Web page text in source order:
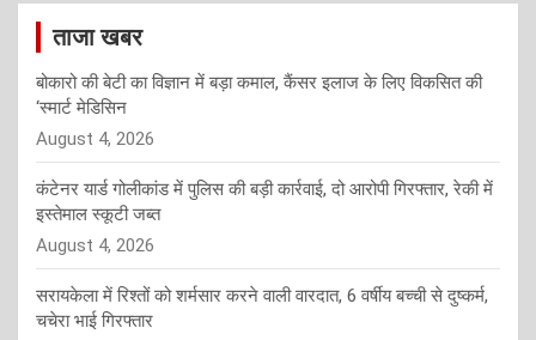
ताजा खबर
बोकारो की बेटी का विज्ञान में बड़ा कमाल, कैंसर इलाज के लिए विकसित की
‘स्मार्ट मेडिसिन
August 4, 2026
कंटेनर यार्ड गोलीकांड में पुलिस की बड़ी कार्रवाई, दो आरोपी गिरफ्तार, रेकी में
इस्तेमाल स्कूटी जब्त
August 4, 2026
सरायकेला में रिश्तों को शर्मसार करने वाली वारदात, 6 वर्षीय बच्ची से दुष्कर्म,
चचेरा भाई गिरफ्तार